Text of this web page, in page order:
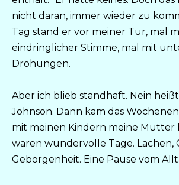
nicht daran, immer wieder zu
Tag stand er vor meiner Tür, mal
eindringlicher Stimme, mal mit
Drohungen.
Aber ich blieb standhaft. Nein
Johnson. Dann kam das
mit meinen Kindern meine Mutter
waren wundervolle Tage. Lachen,
Geborgenheit. Eine Pause vom